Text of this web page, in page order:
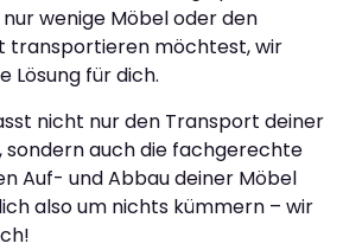
wenige Möbel oder den
transportieren möchtest, wir
Lösung für dich.
nicht nur den Transport deiner
sondern auch die fachgerechte
Auf- und Abbau deiner Möbel
also um nichts kümmern – wir